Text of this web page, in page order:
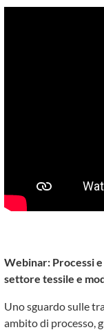
Webinar: Processi
settore tessile e
Uno sguardo sulle
ambito di processo,